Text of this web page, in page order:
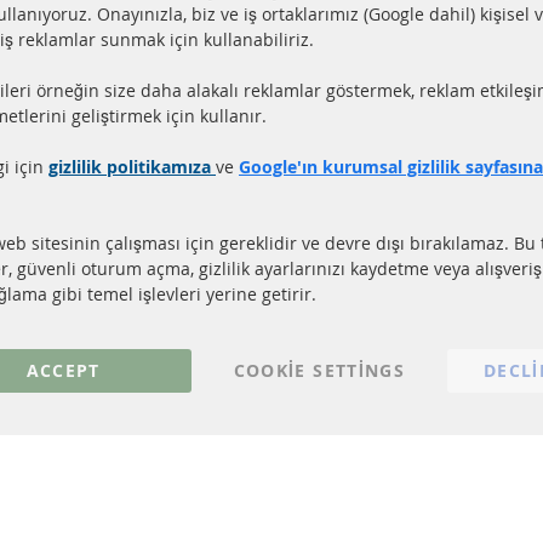
içerisinde gönderim
stokta bulunmaktadır
Tüm parçalar
e-mark ile homologe
LİNKLER
PARTİKÜL FİLTRESİ TEMİZLİĞİ
(KAT)
MÜŞTERİ
Ödeme şekilleri
Onayınızla, biz ve iş ortaklarımız (Google dahil) kişisel
reklamlar sunmak için kullanabiliriz.
örneğin size daha alakalı reklamlar göstermek, reklam
geliştirmek için kullanır.
için gizlilik politikamıza ve Google'ın kurumsal gizlilik sayfasına
sitesinin çalışması için gereklidir ve devre dışı bırakılamaz.
güvenli oturum açma, gizlilik ayarlarınızı kaydetme veya
gibi temel işlevleri yerine getirir.
ACCEPT COOKIE SETTINGS